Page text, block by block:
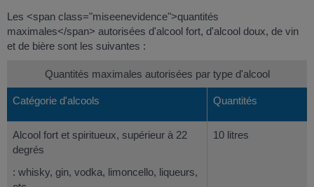
Les <span class="miseenevidence">quantités
maximales</span> autorisées d'alcool fort, d'alcool doux, de vin
et de bière sont les suivantes :
Quantités maximales autorisées par type d'alcool
Catégorie d'alcools Quantités
Alcool fort et spiritueux, supérieur à 22
degrés
: whisky, gin, vodka, limoncello, liqueurs,
10 litres